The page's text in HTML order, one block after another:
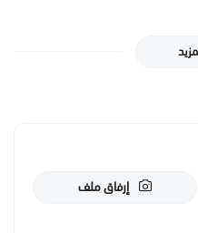
والجلسرين.
إرفاق ملف